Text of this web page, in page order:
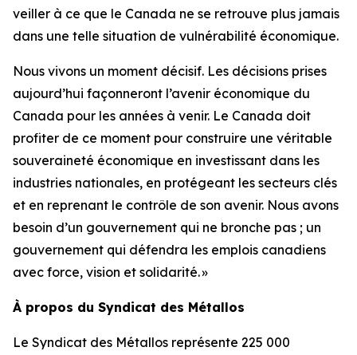
veiller à ce que le Canada ne se retrouve plus jamais
dans une telle situation de vulnérabilité économique.
Nous vivons un moment décisif. Les décisions prises
aujourd’hui façonneront l’avenir économique du
Canada pour les années à venir. Le Canada doit
profiter de ce moment pour construire une véritable
souveraineté économique en investissant dans les
industries nationales, en protégeant les secteurs clés
et en reprenant le contrôle de son avenir. Nous avons
besoin d’un gouvernement qui ne bronche pas ; un
gouvernement qui défendra les emplois canadiens
avec force, vision et solidarité. »
À propos du Syndicat des Métallos
Le Syndicat des Métallos représente 225 000